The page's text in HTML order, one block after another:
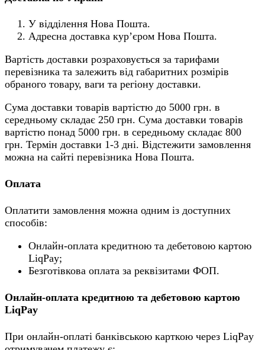
У відділення Нова Пошта.
Адресна доставка кур’єром Нова Пошта.
Вартість доставки розраховується за тарифами
перевізника та залежить від габаритних розмірів
обраного товару, ваги та регіону доставки.
Сума доставки товарів вартістю до 5000 грн. в
середньому складає 250 грн. Сума доставки товарів
вартістю понад 5000 грн. в середньому складає 800
грн. Термін доставки 1-3 дні. Відстежити замовлення
можна на сайті перевізника Нова Пошта.
Оплата
Оплатити замовлення можна одним із доступних
способів:
Онлайн-оплата кредитною та дебетовою картою
LiqPay;
Безготівкова оплата за реквізитами ФОП.
Онлайн-оплата кредитною та дебетовою картою
LiqPay
При онлайн-оплаті банківською карткою через LiqPay